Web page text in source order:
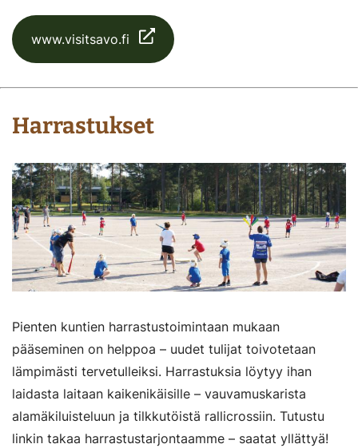
www.visitsavo.fi
Harrastukset
Pienten kuntien harrastustoimintaan mukaan
pääseminen on helppoa – uudet tulijat toivotetaan
lämpimästi tervetulleiksi. Harrastuksia löytyy ihan
laidasta laitaan kaikenikäisille – vauvamuskarista
alamäkiluisteluun ja tilkkutöistä rallicrossiin. Tutustu
linkin takaa harrastustarjontaamme – saatat yllättyä!